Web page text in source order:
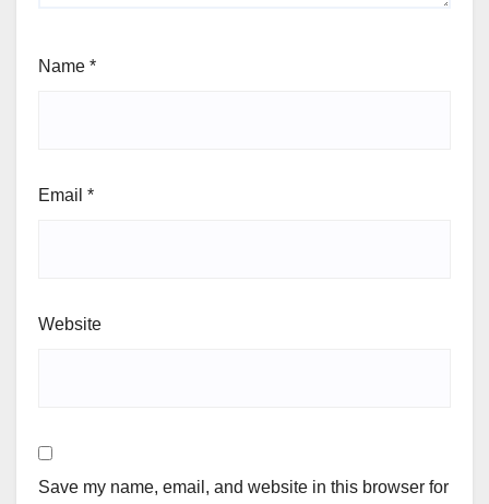
Name *
Email *
Website
Save my name, email, and website in this browser for